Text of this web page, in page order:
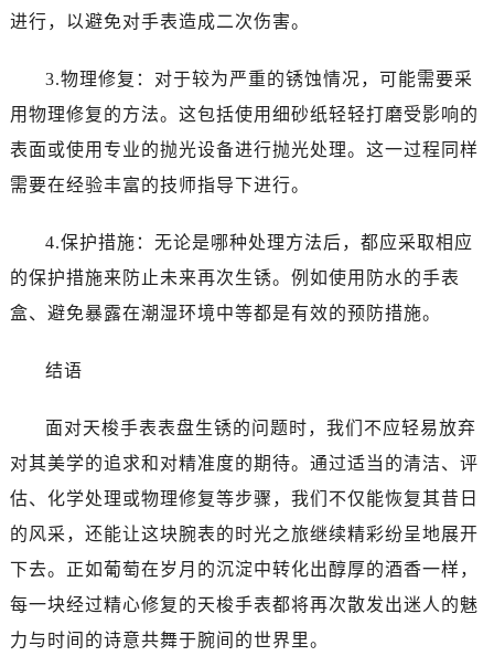
进行，以避免对手表造成二次伤害。
3.物理修复：对于较为严重的锈蚀情况，可能需要采
用物理修复的方法。这包括使用细砂纸轻轻打磨受影响的
表面或使用专业的抛光设备进行抛光处理。这一过程同样
需要在经验丰富的技师指导下进行。
4.保护措施：无论是哪种处理方法后，都应采取相应
的保护措施来防止未来再次生锈。例如使用防水的手表
盒、避免暴露在潮湿环境中等都是有效的预防措施。
结语
面对天梭手表表盘生锈的问题时，我们不应轻易放弃
对其美学的追求和对精准度的期待。通过适当的清洁、评
估、化学处理或物理修复等步骤，我们不仅能恢复其昔日
的风采，还能让这块腕表的时光之旅继续精彩纷呈地展开
下去。正如葡萄在岁月的沉淀中转化出醇厚的酒香一样，
每一块经过精心修复的天梭手表都将再次散发出迷人的魅
力与时间的诗意共舞于腕间的世界里。